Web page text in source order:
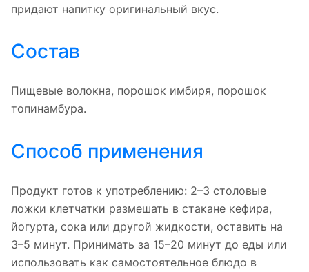
придают напитку оригинальный вкус.
Состав
Пищевые волокна, порошок имбиря, порошок
топинамбура.
Способ применения
Продукт готов к употреблению: 2–3 столовые
ложки клетчатки размешать в стакане кефира,
йогурта, сока или другой жидкости, оставить на
3–5 минут. Принимать за 15–20 минут до еды или
использовать как самостоятельное блюдо в